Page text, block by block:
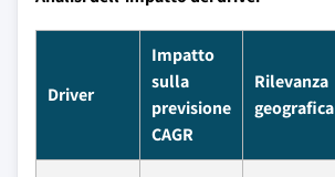
Driver
Impatto
sulla
previsione
CAGR
Rilevanza
geografica